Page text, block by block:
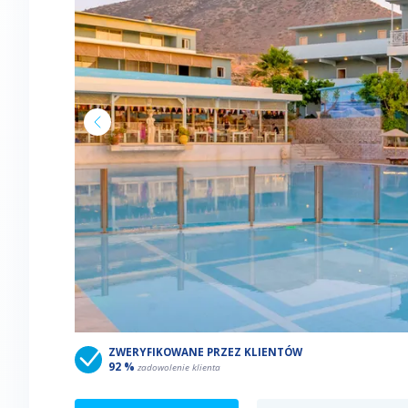
ZWERYFIKOWANE PRZEZ KLIENTÓW
92 % zadowolenie klienta